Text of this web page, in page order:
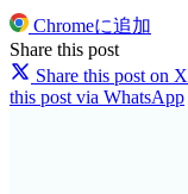
Chromeに追加
Share this post
Share this post on X
this post via WhatsApp